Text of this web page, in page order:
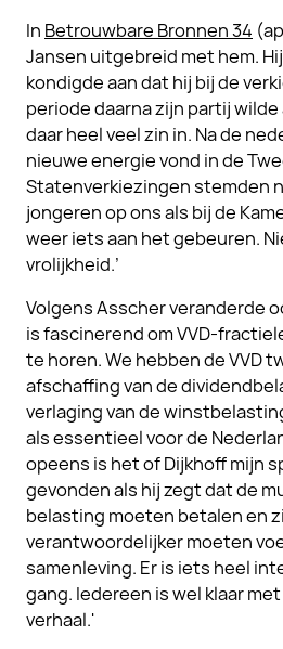
In Betrouwbare Bronnen 34
Jansen uitgebreid met hem.
kondigde aan dat hij bij de
periode daarna zijn partij
daar heel veel zin in. Na de
nieuwe energie vond in de
Statenverkiezingen stemden
jongeren op ons als bij de
weer iets aan het gebeuren.
vrolijkheid.’
Volgens Asscher veranderde
is fascinerend om VVD-
te horen. We hebben de VVD
afschaffing van de
verlaging van de
als essentieel voor de
opeens is het of Dijkhoff mijn
gevonden als hij zegt dat de
belasting moeten betalen en
verantwoordelijker moeten
samenleving. Er is iets heel
gang. Iedereen is wel klaar
verhaal.'